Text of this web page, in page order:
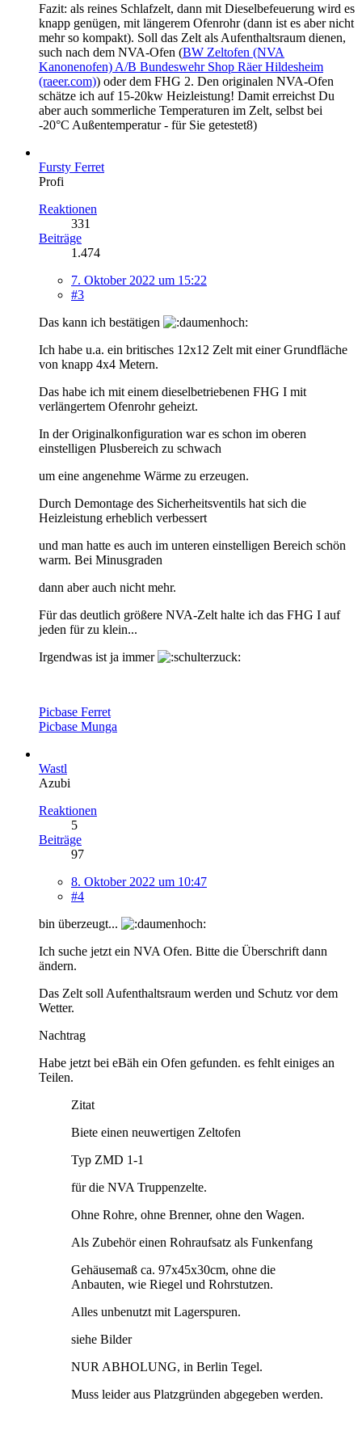
Fazit: als reines Schlafzelt, dann mit Dieselbefeuerung wird es
knapp genügen, mit längerem Ofenrohr (dann ist es aber nicht
mehr so kompakt). Soll das Zelt als Aufenthaltsraum dienen,
such nach dem NVA-Ofen (BW Zeltofen (NVA
Kanonenofen) A/B Bundeswehr Shop Räer Hildesheim
(raeer.com)) oder dem FHG 2. Den originalen NVA-Ofen
schätze ich auf 15-20kw Heizleistung! Damit erreichst Du
aber auch sommerliche Temperaturen im Zelt, selbst bei
-20°C Außentemperatur - für Sie getestet8)
Fursty Ferret
Profi
Reaktionen
331
Beiträge
1.474
7. Oktober 2022 um 15:22
#3
Das kann ich bestätigen
Ich habe u.a. ein britisches 12x12 Zelt mit einer Grundfläche
von knapp 4x4 Metern.
Das habe ich mit einem dieselbetriebenen FHG I mit
verlängertem Ofenrohr geheizt.
In der Originalkonfiguration war es schon im oberen
einstelligen Plusbereich zu schwach
um eine angenehme Wärme zu erzeugen.
Durch Demontage des Sicherheitsventils hat sich die
Heizleistung erheblich verbessert
und man hatte es auch im unteren einstelligen Bereich schön
warm. Bei Minusgraden
dann aber auch nicht mehr.
Für das deutlich größere NVA-Zelt halte ich das FHG I auf
jeden für zu klein...
Irgendwas ist ja immer
Picbase Ferret
Picbase Munga
Wastl
Azubi
Reaktionen
5
Beiträge
97
8. Oktober 2022 um 10:47
#4
bin überzeugt...
Ich suche jetzt ein NVA Ofen. Bitte die Überschrift dann
ändern.
Das Zelt soll Aufenthaltsraum werden und Schutz vor dem
Wetter.
Nachtrag
Habe jetzt bei eBäh ein Ofen gefunden. es fehlt einiges an
Teilen.
Zitat
Biete einen neuwertigen Zeltofen
Typ ZMD 1-1
für die NVA Truppenzelte.
Ohne Rohre, ohne Brenner, ohne den Wagen.
Als Zubehör einen Rohraufsatz als Funkenfang
Gehäusemaß ca. 97x45x30cm, ohne die
Anbauten, wie Riegel und Rohrstutzen.
Alles unbenutzt mit Lagerspuren.
siehe Bilder
NUR ABHOLUNG, in Berlin Tegel.
Muss leider aus Platzgründen abgegeben werden.